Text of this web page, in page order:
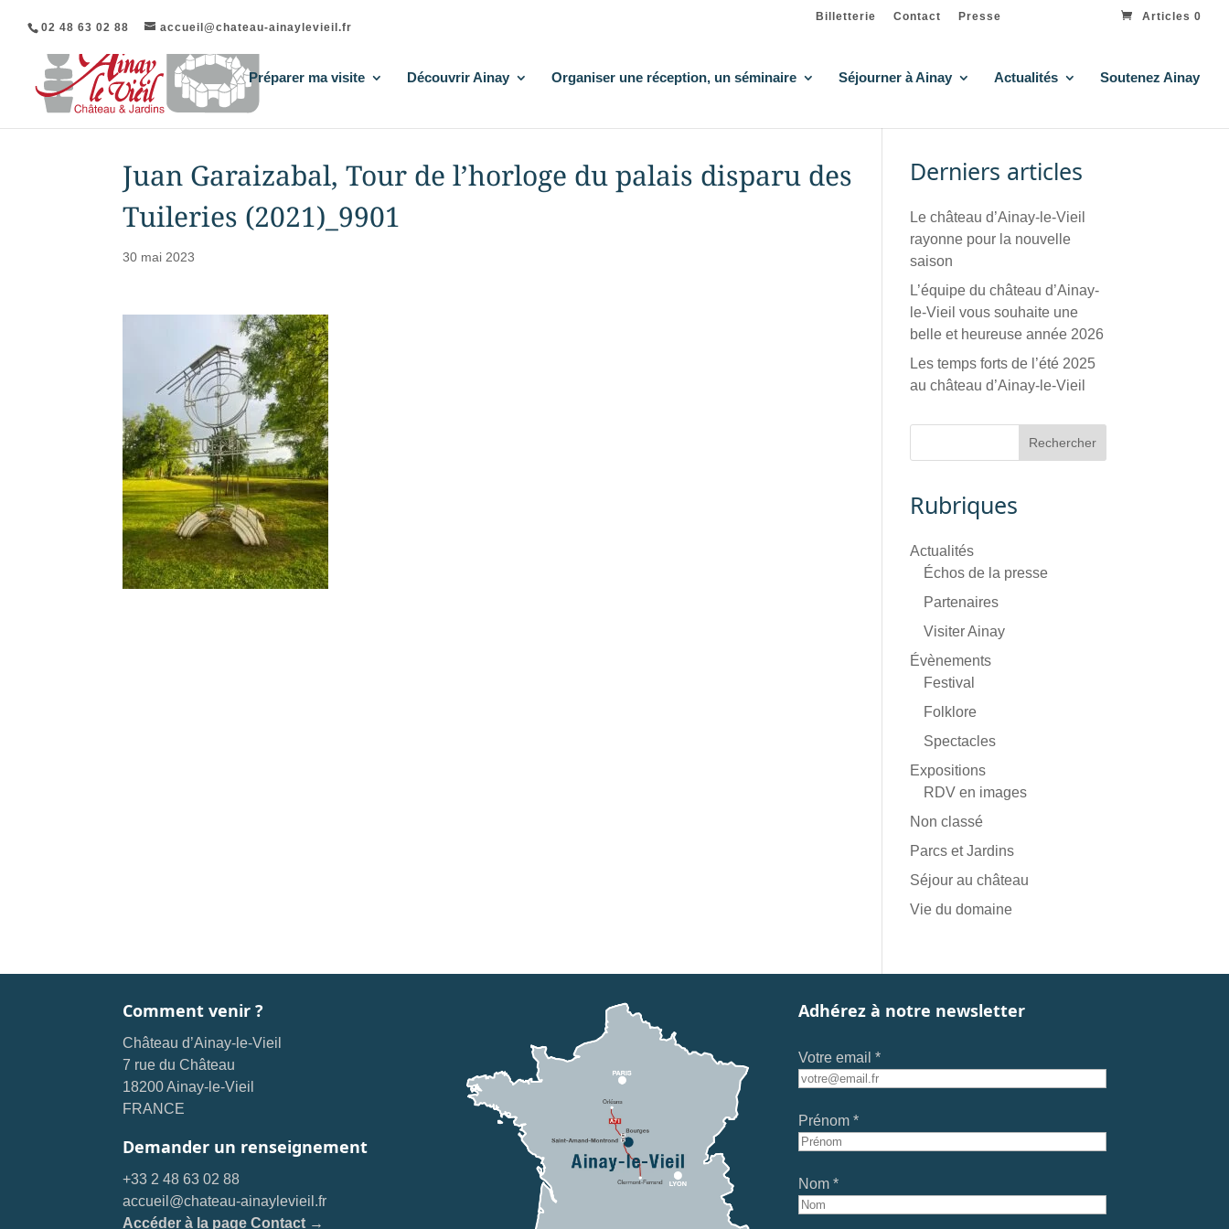
02 48 63 02 88 accueil@chateau-ainaylevieil.fr
Billetterie Contact Presse Articles 0
Préparer ma visite Découvrir Ainay Organiser une réception, un séminaire Séjourner à Ainay Actualités Soutenez Ainay
Juan Garaizabal, Tour de l’horloge du palais disparu des
Tuileries (2021)_9901
30 mai 2023
Derniers articles
Le château d’Ainay-le-Vieil
rayonne pour la nouvelle
saison
L’équipe du château d’Ainay-
le-Vieil vous souhaite une
belle et heureuse année 2026
Les temps forts de l’été 2025
au château d’Ainay-le-Vieil
Rubriques
Actualités
Échos de la presse
Partenaires
Visiter Ainay
Évènements
Festival
Folklore
Spectacles
Expositions
RDV en images
Non classé
Parcs et Jardins
Séjour au château
Vie du domaine
Comment venir ?
Château d’Ainay-le-Vieil
7 rue du Château
18200 Ainay-le-Vieil
FRANCE
Demander un renseignement
+33 2 48 63 02 88
accueil@chateau-ainaylevieil.fr
Accéder à la page Contact →
Adhérez à notre newsletter
Votre email *
Prénom *
Nom *